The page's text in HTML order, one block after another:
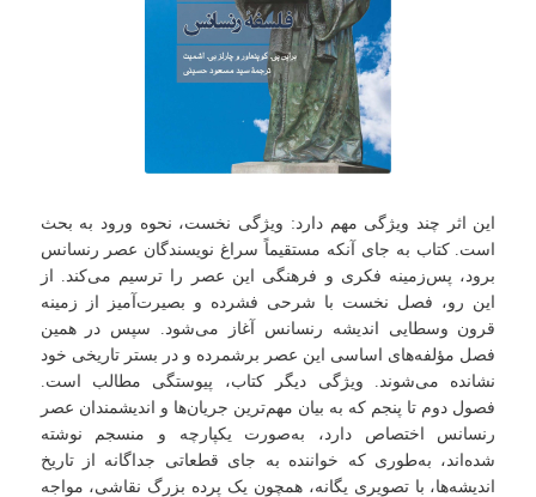
این اثر چند ویژگی مهم دارد: ویژگی نخست، نحوه ورود به بحث
است. کتاب به جای آنکه مستقیماً سراغ نویسندگان عصر رنسانس
برود، پس‌زمینه فکری و فرهنگی این عصر را ترسیم می‌کند. از
این رو، فصل نخست با شرحی فشرده و بصیرت‌آمیز از زمینه
قرون وسطایی اندیشه رنسانس آغاز می‌شود. سپس در همین
فصل مؤلفه‌های اساسی این عصر برشمرده و در بستر تاریخی خود
نشانده می‌شوند. ویژگی دیگر کتاب، پیوستگی مطالب است.
فصول دوم تا پنجم که به بیان مهم‌ترین جریان‌ها و اندیشمندان عصر
رنسانس اختصاص دارد، به‌صورت یکپارچه و منسجم نوشته
شده‌اند،‌ به‌طوری که خواننده به جای قطعاتی جداگانه از تاریخ
اندیشه‌ها، با تصویری یگانه، همچون یک پرده بزرگ نقاشی، مواجه